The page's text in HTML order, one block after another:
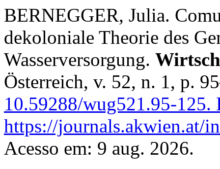
BERNEGGER, Julia.
dekoloniale Theorie des
Wasserversorgung.
Österreich, v. 52, n. 1, p.
10.59288/wug521.95-125.
https://journals.akwien.at/
Acesso em: 9 aug. 2026.